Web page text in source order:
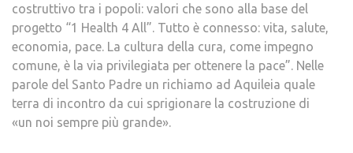
costruttivo tra i popoli: valori che sono alla base del
progetto “1 Health 4 All”. Tutto è connesso: vita, salute,
economia, pace. La cultura della cura, come impegno
comune, è la via privilegiata per ottenere la pace”. Nelle
parole del Santo Padre un richiamo ad Aquileia quale
terra di incontro da cui sprigionare la costruzione di
«un noi sempre più grande».